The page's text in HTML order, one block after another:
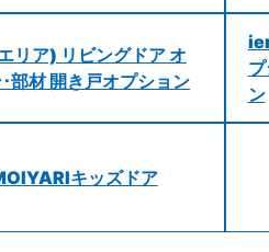
リア) リビングドア オ
部材 開き戸オプション
ン
キッズドア